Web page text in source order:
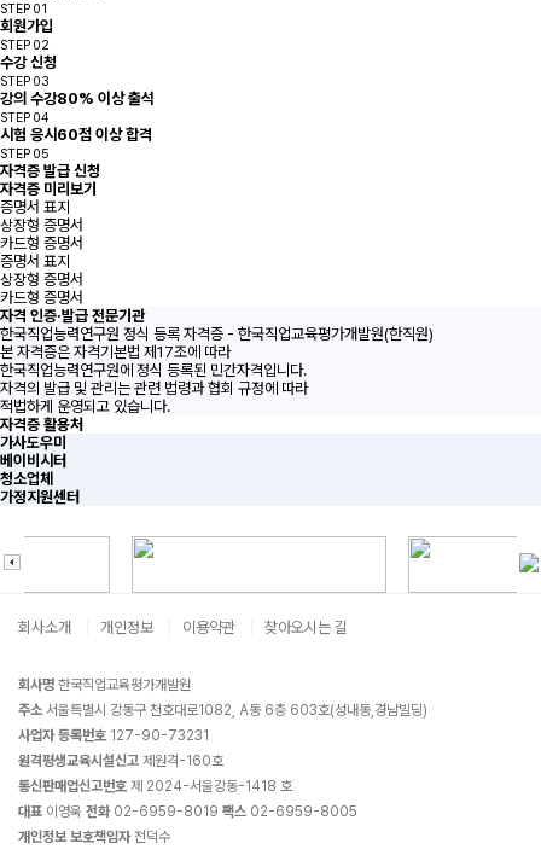
STEP 01
회원가입
STEP 02
수강 신청
STEP 03
강의 수강80% 이상 출석
STEP 04
시험 응시 60점 이상 합격
STEP 05
자격증 발급 신청
자격증 미리보기
증명서 표지
상장형 증명서
카드형 증명서
증명서 표지
상장형 증명서
카드형 증명서
자격 인증·발급 전문기관
한국직업능력연구원 정식 등록 자격증 - 한국직업교육평가개발원(한직원)
본 자격증은 자격기본법 제17조에 따라
한국직업능력연구원에 정식 등록된 민간자격입니다.
자격의 발급 및 관리는 관련 법령과 협회 규정에 따라
적법하게 운영되고 있습니다.
자격증 활용처
가사도우미
베이비시터
청소업체
가정지원센터
회사소개 개인정보 이용약관 찾아오시는 길
회사명 한국직업교육평가개발원
주소 서울특별시 강동구 천호대로1082, A동 6층 603호(성내동,경남빌딩)
사업자 등록번호 127-90-73231
원격평생교육시설신고 제원격-160호
통신판매업신고번호 제 2024-서울강동-1418 호
대표 이영욱 전화02-6959-8019 팩스 02-6959-8005
개인정보 보호책임자전덕수